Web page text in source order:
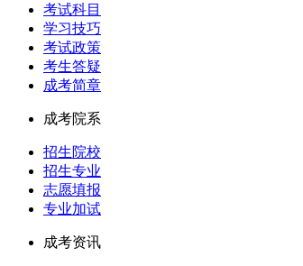
考试科目
学习技巧
考试政策
考生答疑
成考简章
成考院系
招生院校
招生专业
志愿填报
专业加试
成考资讯